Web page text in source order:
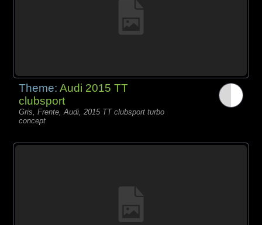
Theme:Audi 2015 TT
clubsport
Gris, Frente, Audi, 2015 TT clubsport turbo
concept